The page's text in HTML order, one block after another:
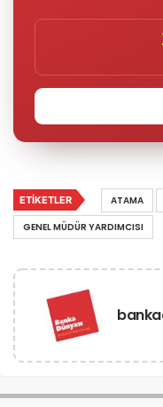
ETIKETLER ATAMA
GENEL MÜDÜR YARDIMCISI